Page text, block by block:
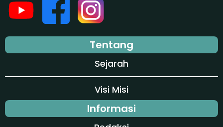
Tentang
Sejarah
Visi Misi
Informasi